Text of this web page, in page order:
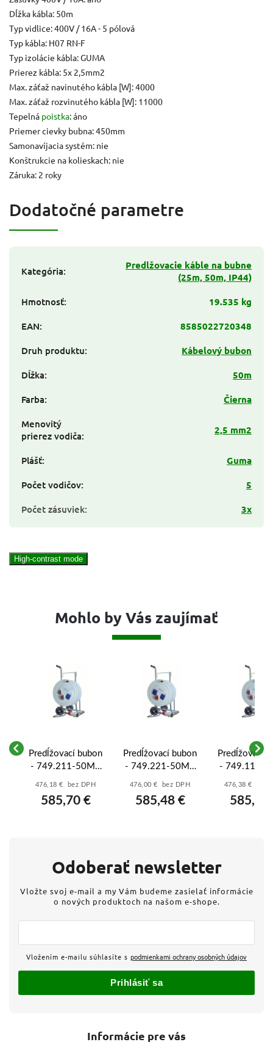
Dĺžka kábla: 50m
Typ vidlice: 400V / 16A - 5 pólová
Typ kábla: H07 RN-F
Typ izolácie kábla: GUMA
Prierez kábla: 5x 2,5mm2
Max. záťaž navinutého kábla [W]: 4000
Max. záťaž rozvinutého kábla [W]: 11000
Tepelná poistka: áno
Priemer cievky bubna: 450mm
Samonavíjacia systém: nie
Konštrukcie na kolieskach: nie
Záruka: 2 roky
Dodatočné parametre
Kategória:
Predlžovacie káble na bubne
(25m, 50m, IP44)
Hmotnosť:
19.535 kg
EAN:
8585022720348
Druh produktu:
Kábelový bubon
Dĺžka:
50m
Farba:
Čierna
Menovitý
prierez vodiča: 2,5 mm2
Plášť:
Guma
Počet vodičov:
5
Počet zásuviek: 3x
High-contrast mode
Mohlo by Vás zaujímať
Predĺžovací bubon
- 749.211-50M -
2x16A/5p/400V,
GUMA - 50
476,18 € bez DPH
585,70 €
Predĺžovací bubon
- 749.221-50M -
1x16A/5p/400V,
GUMA - 50
476,00 € bez DPH
585,48 €
Predĺžovací
- 749.111-
50
476,38 € bez
585,95
Informácie pre vás
Odoberať newsletter
Vložte svoj e-mail a my Vám budeme zasielať informácie
o nových produktoch na našom e-shope.
Vložením e-mailu súhlasíte s podmienkami ochrany osobných údajov
Prihlásiť sa